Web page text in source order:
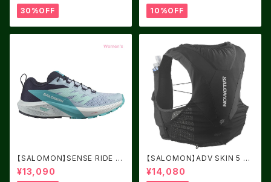
30%OFF 10%OFF
【SALOMON】SENSE RIDE 5
Women Cashmere Blue / C
arbon / Peacock Blue
¥13,090
【SALOMON】ADV SKIN 5 BL
ACK
¥14,080